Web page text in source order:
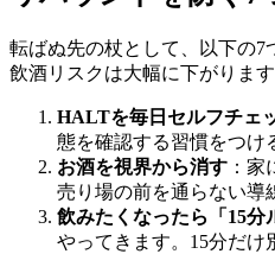
転ばぬ先の杖として、以下の
飲酒リスクは大幅に下がります
HALTを毎日セルフチェ
態を確認する習慣をつけ
お酒を視界から消す ：
売り場の前を通らない導
飲みたくなったら「15分
やってきます。15分だけ